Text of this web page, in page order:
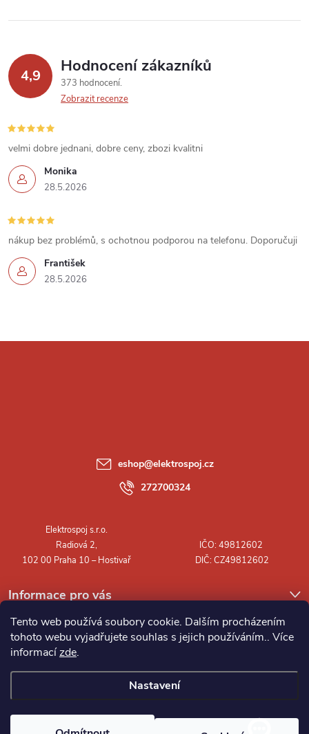
Tento web používá soubory cookie. Dalším procházením
tohoto webu vyjadřujete souhlas s jejich používáním.. Více
informacízde.
Nastavení
v
k
y
v
ý
p
i
s
u
4,9 Hodnocení zákazníků
373 hodnocení
Zobrazit recenze
Monika
28.5.2026
velmi dobre jednani, dobre ceny, zbozi kvalitni
František
28.5.2026
nákup bez problémů, s ochotnou podporou na telefonu. Doporučuji
Informace pro vás
eshop@elektrospoj.cz
272700324
Elektrospoj s.r.o.. Všechna práva vyhrazena.